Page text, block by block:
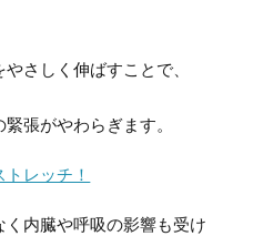
さしく伸ばすことで、
張がやわらぎます。
レッチ！
内臓や呼吸の影響も受け